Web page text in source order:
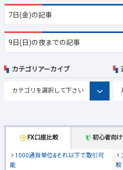
7日(金)の記事
9日(日)の夜までの記事
FX口座比較 初心者向け
1000通貨単位&それ以下で取引可
能
較
カテゴリアーカイブ